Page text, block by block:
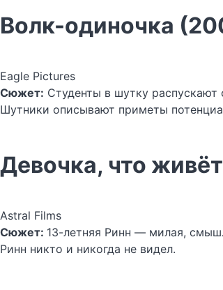
Волк-одиночка
Eagle Pictures
Сюжет: Студенты в шутку
Шутники описывают приметы
Девочка, что
Astral Films
Сюжет: 13-летняя Ринн — милая,
Ринн никто и никогда не видел.